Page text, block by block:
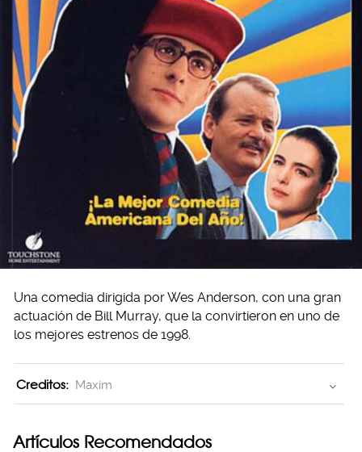
Una comedia dirigida por Wes Anderson, con una gran
actuación de Bill Murray, que la convirtieron en uno de
los mejores estrenos de 1998.
Creditos: Maxim
Artículos Recomendados